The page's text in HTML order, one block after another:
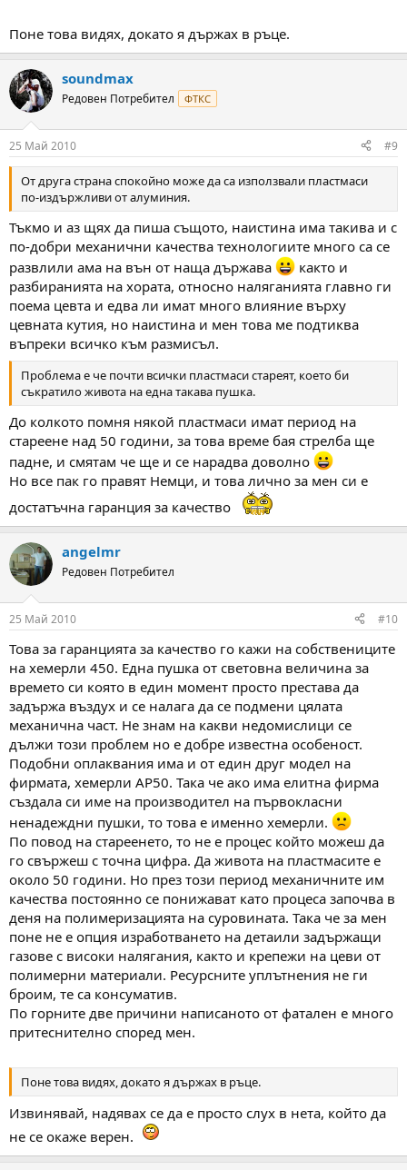
Поне това видях, докато я държах в ръце.
soundmax
Редовен Потребител ФТКС
25 Май 2010 #9
От друга страна спокойно може да са използвали пластмаси
по-издържливи от алуминия.
Тъкмо и аз щях да пиша същото, наистина има такива и с
по-добри механични качества технологиите много са се
развлили ама на вън от наща държава
както и
разбиранията на хората, относно наляганията главно ги
поема цевта и едва ли имат много влияние върху
цевната кутия, но наистина и мен това ме подтиква
въпреки всичко към размисъл.
Проблема е че почти всички пластмаси стареят, което би
съкратило живота на една такава пушка.
До колкото помня някой пластмаси имат период на
стареене над 50 години, за това време бая стрелба ще
падне, и смятам че ще и се нарадва доволно
Но все пак го правят Немци, и това лично за мен си е
достатъчна гаранция за качество
angelmr
Редовен Потребител
25 Май 2010 #10
Това за гаранцията за качество го кажи на собствениците
на хемерли 450. Една пушка от световна величина за
времето си която в един момент просто престава да
задържа въздух и се налага да се подмени цялата
механична част. Не знам на какви недомислици се
дължи този проблем но е добре известна особеност.
Подобни оплаквания има и от един друг модел на
фирмата, хемерли АР50. Така че ако има елитна фирма
създала си име на производител на първокласни
ненадеждни пушки, то това е именно хемерли.
По повод на стареенето, то не е процес който можеш да
го свържеш с точна цифра. Да живота на пластмасите е
около 50 години. Но през този период механичните им
качества постоянно се понижават като процеса започва в
деня на полимеризацията на суровината. Така че за мен
поне не е опция изработването на детаили задържащи
газове с високи налягания, както и крепежи на цеви от
полимерни материали. Ресурсните уплътнения не ги
броим, те са консуматив.
По горните две причини написаното от фатален е много
притеснително според мен.
Поне това видях, докато я държах в ръце.
Извинявай, надявах се да е просто слух в нета, който да
не се окаже верен.